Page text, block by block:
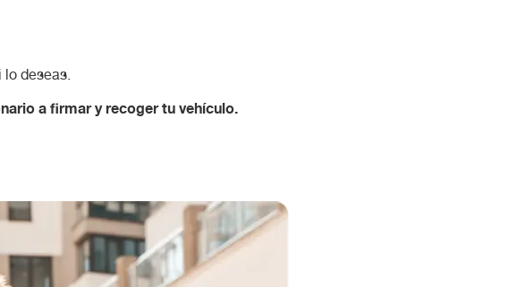
lo deseas.
a firmar y recoger tu vehículo.